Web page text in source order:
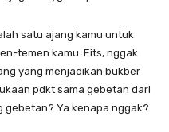
satu ajang kamu untuk
temen kamu. Eits, nggak
yang menjadikan bukber
pdkt sama gebetan dari
gebetan? Ya kenapa nggak?